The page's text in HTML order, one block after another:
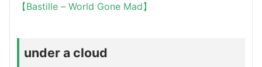
【Bastille – World Gone Mad】
under a cloud